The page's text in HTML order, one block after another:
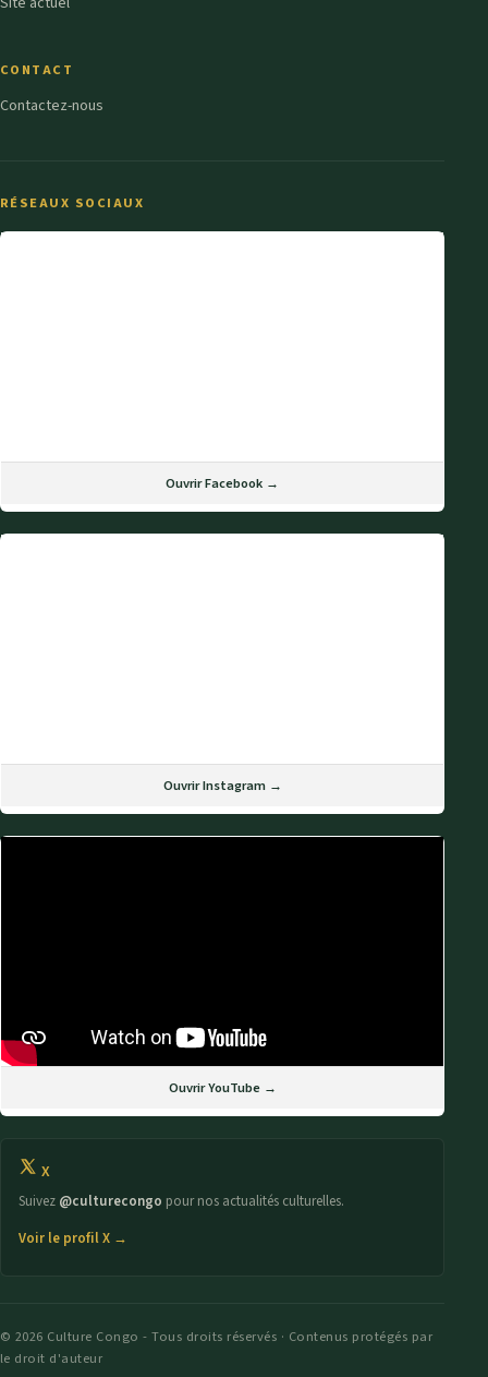
CONTACT
Contactez-nous
RÉSEAUX SOCIAUX
Ouvrir Facebook →
Ouvrir Instagram →
Ouvrir YouTube →
X
Suivez @culturecongo pour nos actualités culturelles.
Voir le profil X →
© 2026 Culture Congo - Tous droits réservés · Contenus protégés par
le droit d'auteur